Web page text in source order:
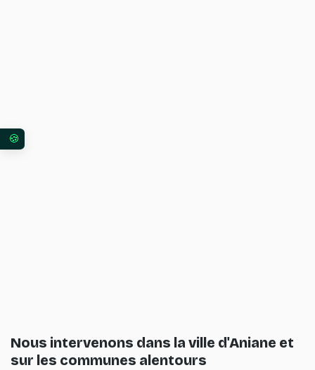
Nous intervenons dans la ville d'Aniane et
sur les communes alentours